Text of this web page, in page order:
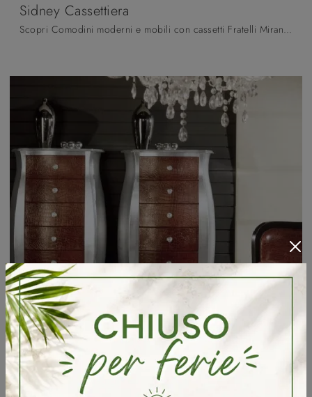
Sidney Cassettiera
Scopri Comodini moderni e mobili con cassetti Fratelli Mirandola! Il modello Sidney Cassettiera realizzato in legno è la soluzione ottimale.
Infinity Cassettiera bombata